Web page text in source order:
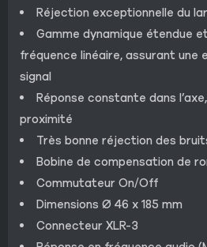
Réjection exceptionnelle du
Gamme dynamique étendue
fréquence linéaire, assurant une
signal
Réponse constante dans
proximité
Très bonne réjection des
Bobine de compensation de
Commutateur On/Off
Dimensions Ø 46 x 185 mm
Connecteur XLR-3